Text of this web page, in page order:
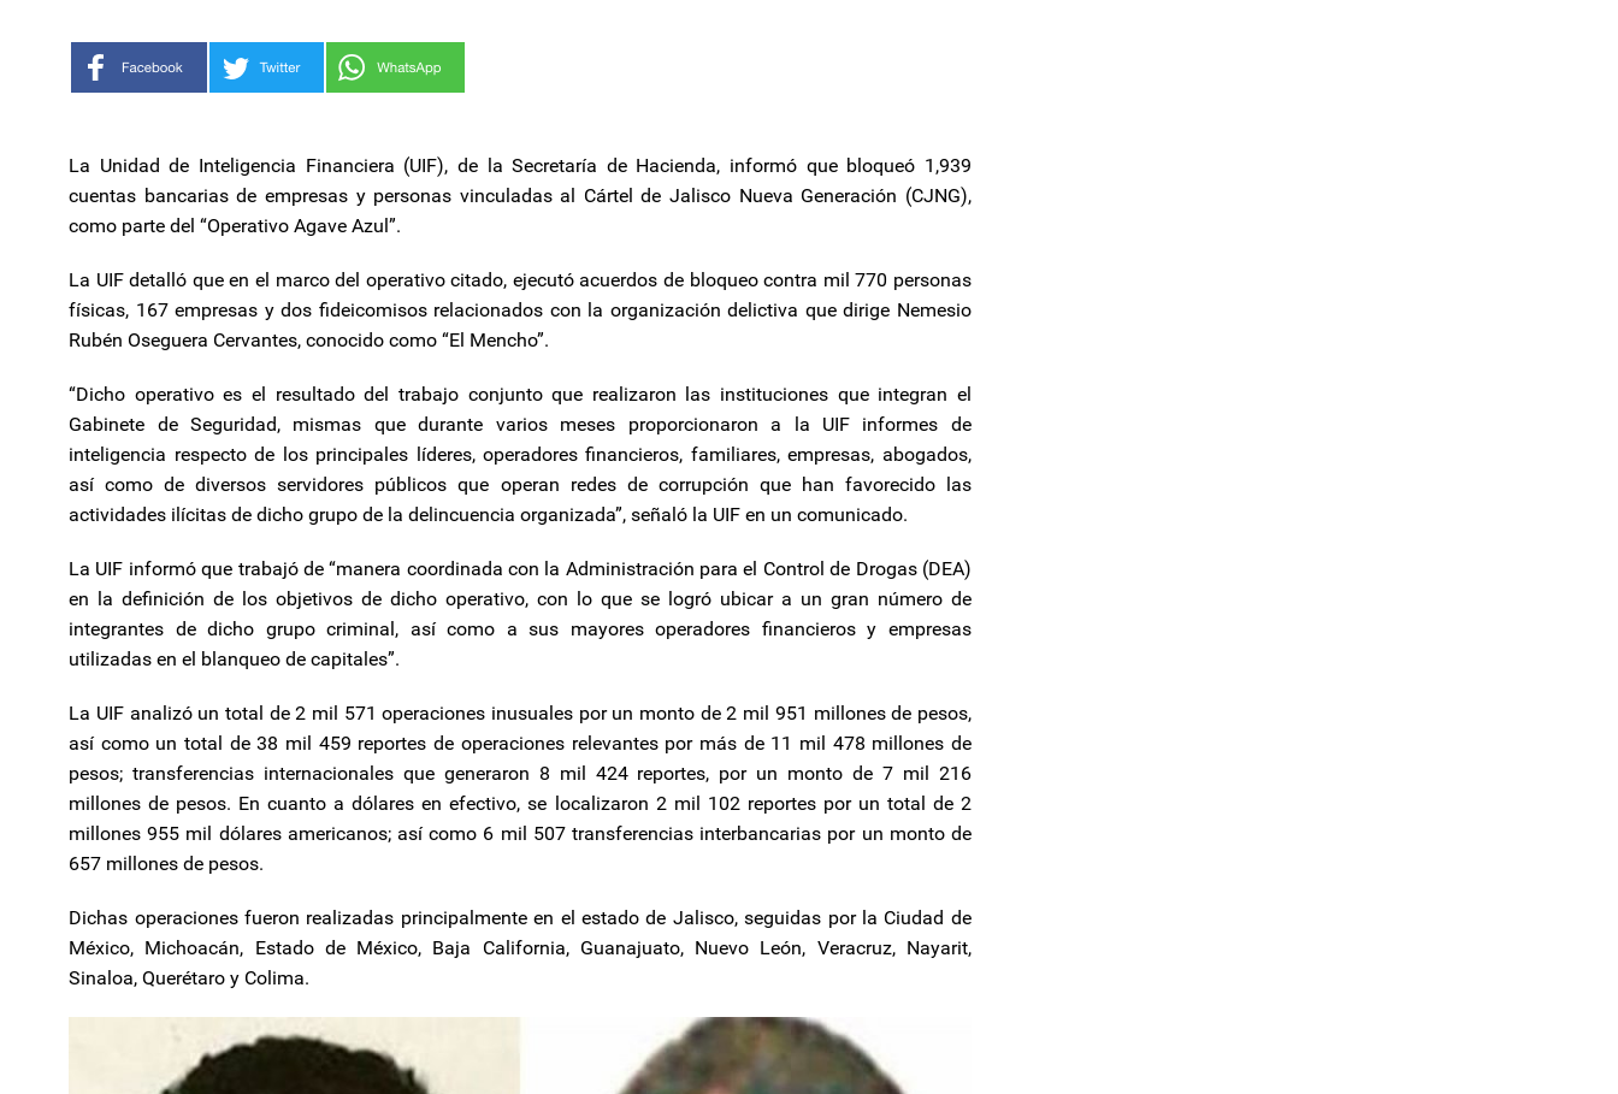
La Unidad de Inteligencia Financiera (UIF), de la Secretaría de Hacienda, informó que bloqueó 1,939
cuentas bancarias de empresas y personas vinculadas al Cártel de Jalisco Nueva Generación (CJNG),
como parte del “Operativo Agave Azul”.
La UIF detalló que en el marco del operativo citado, ejecutó acuerdos de bloqueo contra mil 770 personas
físicas, 167 empresas y dos fideicomisos relacionados con la organización delictiva que dirige Nemesio
Rubén Oseguera Cervantes, conocido como “El Mencho”.
“Dicho operativo es el resultado del trabajo conjunto que realizaron las instituciones que integran el
Gabinete de Seguridad, mismas que durante varios meses proporcionaron a la UIF informes de
inteligencia respecto de los principales líderes, operadores financieros, familiares, empresas, abogados,
así como de diversos servidores públicos que operan redes de corrupción que han favorecido las
actividades ilícitas de dicho grupo de la delincuencia organizada”, señaló la UIF en un comunicado.
La UIF informó que trabajó de “manera coordinada con la Administración para el Control de Drogas (DEA)
en la definición de los objetivos de dicho operativo, con lo que se logró ubicar a un gran número de
integrantes de dicho grupo criminal, así como a sus mayores operadores financieros y empresas
utilizadas en el blanqueo de capitales”.
La UIF analizó un total de 2 mil 571 operaciones inusuales por un monto de 2 mil 951 millones de pesos,
así como un total de 38 mil 459 reportes de operaciones relevantes por más de 11 mil 478 millones de
pesos; transferencias internacionales que generaron 8 mil 424 reportes, por un monto de 7 mil 216
millones de pesos. En cuanto a dólares en efectivo, se localizaron 2 mil 102 reportes por un total de 2
millones 955 mil dólares americanos; así como 6 mil 507 transferencias interbancarias por un monto de
657 millones de pesos.
Dichas operaciones fueron realizadas principalmente en el estado de Jalisco, seguidas por la Ciudad de
México, Michoacán, Estado de México, Baja California, Guanajuato, Nuevo León, Veracruz, Nayarit,
Sinaloa, Querétaro y Colima.